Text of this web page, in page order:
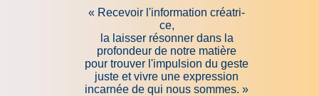
« Re­ce­voir l'in­for­ma­tion créa­tri­
ce,
la laisser résonner dans la
profondeur de notre matière
pour trouver l'impulsion du geste
juste et vivre une expression
incarnée de qui nous sommes. »